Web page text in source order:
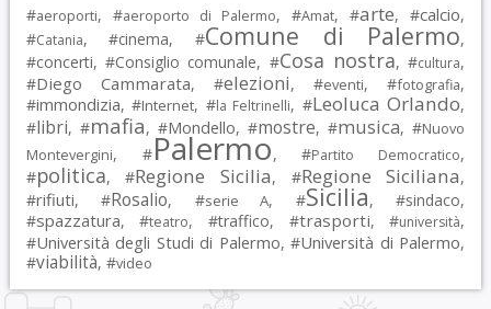
#aeroporti, #aeroporto di Palermo, #Amat, #arte, #calcio,
#Catania, #cinema, #Comune di Palermo,
#concerti, #Consiglio comunale, #Cosa nostra, #cultura,
#Diego Cammarata, #elezioni, #eventi, #fotografia,
#immondizia, #Internet, #la Feltrinelli, #Leoluca Orlando,
#libri, #mafia, #Mondello, #mostre, #musica, #Nuovo
Montevergini, #Palermo, #Partito Democratico,
#politica, #Regione Sicilia, #Regione Siciliana,
#rifiuti, #Rosalio, #serie A, #Sicilia, #sindaco,
#spazzatura, #teatro, #traffico, #trasporti, #università,
#Università degli Studi di Palermo, #Università di Palermo,
#viabilità, #video